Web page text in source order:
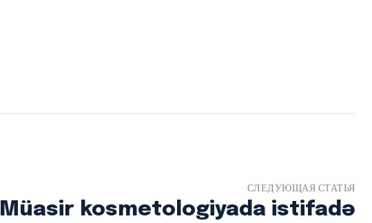
СЛЕДУЮЩАЯ СТАТЬЯ
Müasir kosmetologiyada istifadə